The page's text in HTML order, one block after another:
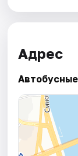
Адрес